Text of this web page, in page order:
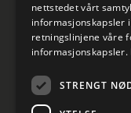
nettstedet vårt
informasjonskapsler
retningslinjene våre
informasjonskapsler.
STRENGT